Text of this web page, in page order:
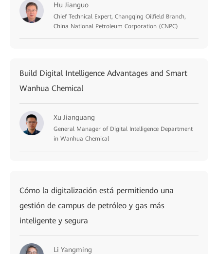
Hu Jianguo
Chief Technical Expert, Changqing Oilfield Branch,
China National Petroleum Corporation (CNPC)
Build Digital Intelligence Advantages and Smart
Wanhua Chemical
Xu Jianguang
General Manager of Digital Intelligence Department
in Wanhua Chemical
Cómo la digitalización está permitiendo una
gestión de campus de petróleo y gas más
inteligente y segura
Li Yangming